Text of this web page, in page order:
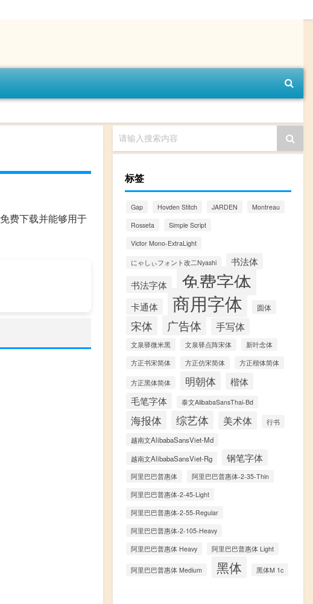
费下载并能够用于
请输入搜索内容
标签
Gap Hovden Stitch JARDEN
Montreau
Rosseta
Simple Script
Victor Mono-ExtraLight
にゃしぃフォント改二Nyashi 书法体
书法字体 免费字体
卡通体 商用字体 圆体
宋体 广告体 手写体
文泉驿微米黑 文泉驿点阵宋体
新叶念体
方正书宋简体
方正仿宋简体 方正楷体简体
方正黑体简体 明朝体 楷体
毛笔字体 泰文AlibabaSansThai-Bd
海报体 综艺体 美术体
行书
越南文AlibabaSansViet-Md
越南文AlibabaSansViet-Rg
钢笔字体
阿里巴巴普惠体
阿里巴巴普惠体-2-35-Thin
阿里巴巴普惠体-2-45-Light
阿里巴巴普惠体-2-55-Regular
阿里巴巴普惠体-2-105-Heavy
阿里巴巴普惠体 Heavy
阿里巴巴普惠体 Light
阿里巴巴普惠体 Medium 黑体 黑体M 1c